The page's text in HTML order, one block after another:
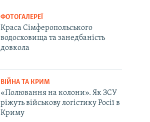
ФОТОГАЛЕРЕЇ
Краса Сімферопольського
водосховища та занедбаність
довкола
ВІЙНА ТА КРИМ
«Полювання на колони». Як ЗСУ
ріжуть військову логістику Росії в
Криму